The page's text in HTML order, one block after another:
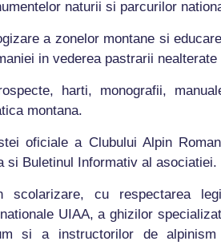
naturii si parcurilor
a zonelor montane si
in vederea pastrarii
harti, monografii,
montana.
oficiale a Clubului Alpin
si Buletinul Informativ al asociatiei.
scolarizare, cu respectarea
UIAA, a ghizilor
si a instructorilor de